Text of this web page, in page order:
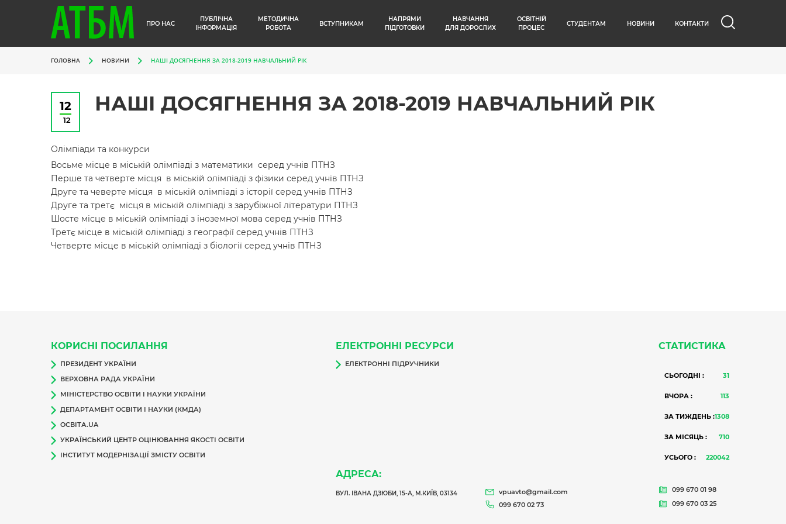
ПРО НАС
ПУБЛІЧНА
ІНФОРМАЦІЯ
МЕТОДИЧНА
РОБОТА
ВСТУПНИКАМ
НАПРЯМИ
ПІДГОТОВКИ
НАВЧАННЯ
ДЛЯ ДОРОСЛИХ
ОСВІТНІЙ
ПРОЦЕС
СТУДЕНТАМ НОВИНИ КОНТАКТИ
ГОЛОВНА НОВИНИ НАШІ ДОСЯГНЕННЯ ЗА 2018-2019 НАВЧАЛЬНИЙ РІК
12
12
НАШІ ДОСЯГНЕННЯ ЗА 2018-2019 НАВЧАЛЬНИЙ РІК
Олімпіади та конкурси
Восьме місце в міській олімпіаді з математики серед учнів ПТНЗ
Перше та четверте місця в міській олімпіаді з фізики серед учнів ПТНЗ
Друге та чеверте місця в міській олімпіаді з історії серед учнів ПТНЗ
Друге та третє місця в міській олімпіаді з зарубіжної літератури ПТНЗ
Шосте місце в міській олімпіаді з іноземної мова серед учнів ПТНЗ
Третє місце в міській олімпіаді з географії серед учнів ПТНЗ
Четверте місце в міській олімпіаді з біології серед учнів ПТНЗ
КОРИСНІ ПОСИЛАННЯ
ПРЕЗИДЕНТ УКРАЇНИ
ВЕРХОВНА РАДА УКРАЇНИ
МІНІСТЕРСТВО ОСВІТИ І НАУКИ УКРАЇНИ
ДЕПАРТАМЕНТ ОСВІТИ І НАУКИ (КМДА)
ОСВІТА.UA
УКРАЇНСЬКИЙ ЦЕНТР ОЦІНЮВАННЯ ЯКОСТІ ОСВІТИ
ІНСТИТУТ МОДЕРНІЗАЦІЇ ЗМІСТУ ОСВІТИ
ЕЛЕКТРОННІ РЕСУРСИ
ЕЛЕКТРОННІ ПІДРУЧНИКИ
АДРЕСА:
ВУЛ. ІВАНА ДЗЮБИ, 15-А, М.КИЇВ, 03134
vpuavto@gmail.com
099 670 02 73
СТАТИСТИКА
СЬОГОДНІ : 31
ВЧОРА : 113
ЗА ТИЖДЕНЬ :1308
ЗА МІСЯЦЬ : 710
УСЬОГО : 220042
099 670 01 98
099 670 03 25